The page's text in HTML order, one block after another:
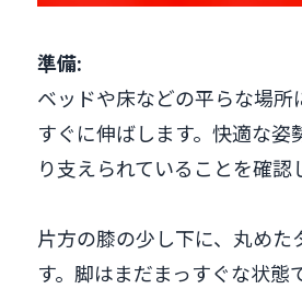
準備:
ベッドや床などの平らな場所
すぐに伸ばします。快適な姿
り支えられていることを確認
片方の膝の少し下に、丸めた
す。脚はまだまっすぐな状態